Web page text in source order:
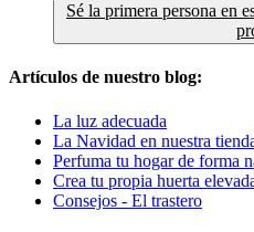
Sé la primera persona en
Artículos de nuestro blog:
La luz adecuada
La Navidad en nuestra
Perfuma tu hogar de forma
Crea tu propia huerta
Consejos - El trastero